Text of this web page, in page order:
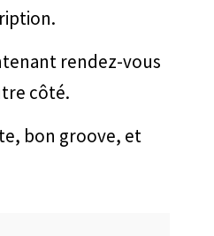
rendez-vous
côté.
bon groove, et